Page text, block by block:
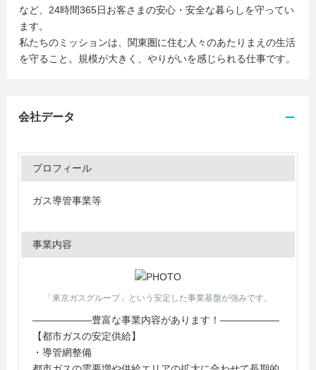
など、24時間365日お客さまの安心・安全な暮らしを守ってい
ます。
私たちのミッションは、関東圏に住む人々のあたりまえの生活
を守ること。規模が大きく、やりがいを感じられる仕事です。
会社データ
プロフィール
ガス導管事業等
事業内容
「東京ガスグループ」という安定した事業基盤が強みです。
――――――豊富な事業内容があります！――――――
【都市ガスの安定供給】
・導管網整備